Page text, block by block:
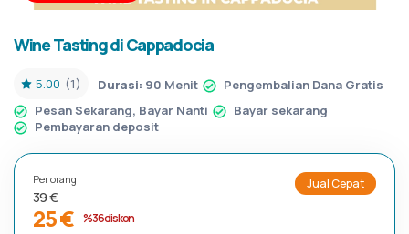
Wine Tasting di Cappadocia
5.00 (1) Durasi: 90 Menit
Pengembalian Dana Gratis
Pesan Sekarang, Bayar Nanti
Bayar sekarang
Pembayaran deposit
Per orang
39 €
25 € %36 diskon
Jual Cepat